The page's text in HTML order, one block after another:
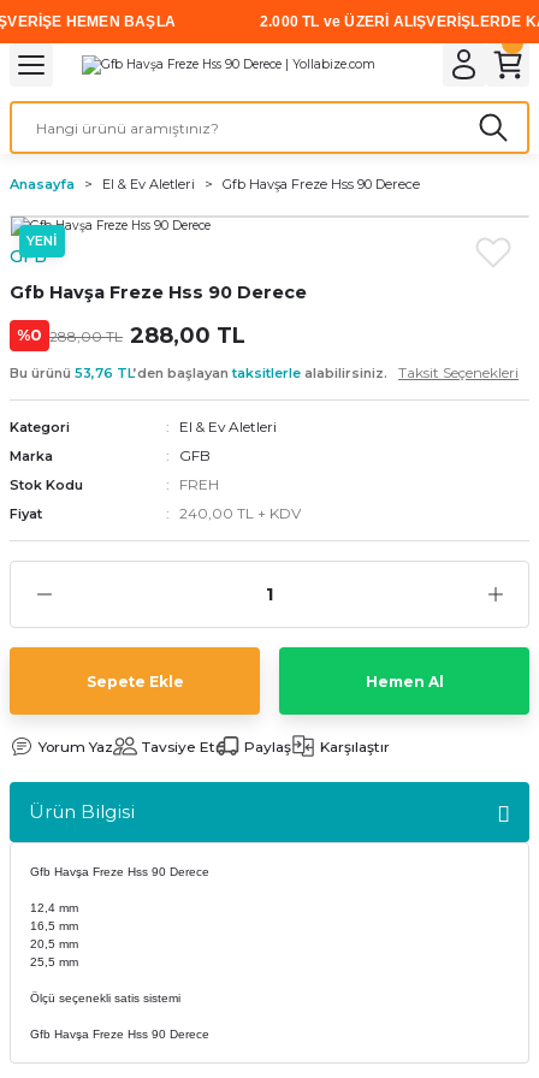
HEMEN BAŞLA 2.000 TL ve ÜZERİ ALIŞVERİŞLERDE
Akıllı Vidalar
Sunta Vidası
Akülü Vidalamalar
Elektrikli Matkaplar
Gaz Armatürleri
Mıknatıslar
Cırt Zımparalar
Anasayfa
El & Ev Aletleri Gfb Havşa Freze Hss 90 Derece
YENİ
GFB
Gfb Havşa Freze Hss 90 Derece
%0 288,00 TL 288,00 TL
Bu ürünü 53,76 TL’den başlayantaksitlerle alabilirsiniz. Taksit Seçenekleri
Kategori El & Ev Aletleri
Marka GFB
Stok Kodu FREH
Fiyat 240,00 TL + KDV
Sepete Ekle Hemen Al
Yorum Yaz Tavsiye Et Paylaş Karşılaştır
Ürün Bilgisi
Gfb Havşa Freze Hss 90 Derece
12,4 mm
16,5 mm
20,5 mm
25,5 mm
Ölçü seçenekli satis sistemi
Gfb Havşa Freze Hss 90 Derece